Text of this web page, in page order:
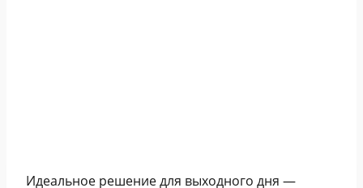
Идеальное решение для выходного дня —